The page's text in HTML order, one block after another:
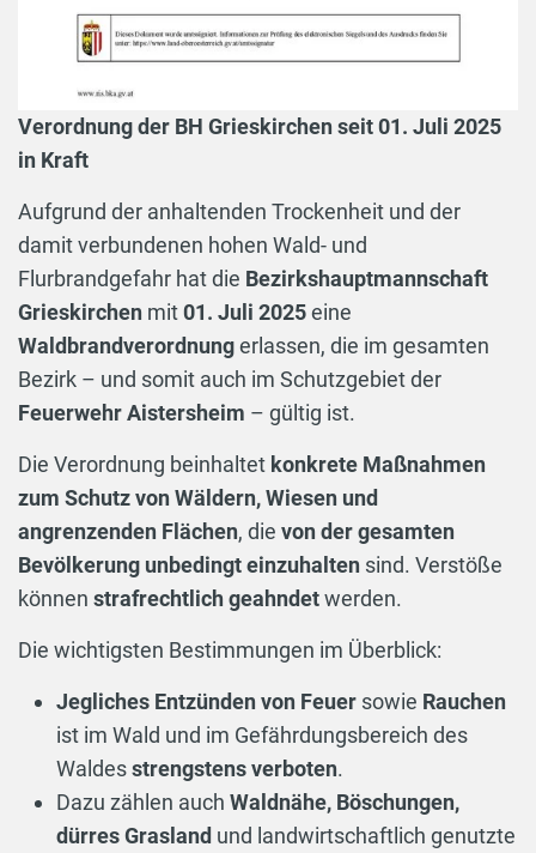
Verordnung der BH Grieskirchen seit 01. Juli 2025
in Kraft
Aufgrund der anhaltenden Trockenheit und der
damit verbundenen hohen Wald- und
Flurbrandgefahr hat die Bezirkshauptmannschaft
Grieskirchen mit01. Juli 2025eine
Waldbrandverordnungerlassen, die im gesamten
Bezirk – und somit auch im Schutzgebiet der
Feuerwehr Aistersheim – gültig ist.
Die Verordnung beinhaltet konkrete Maßnahmen
zum Schutz von Wäldern, Wiesen und
angrenzenden Flächen, die von der gesamten
Bevölkerung unbedingt einzuhalten sind. Verstöße
können strafrechtlich geahndetwerden.
Die wichtigsten Bestimmungen im Überblick:
Jegliches Entzünden von Feuer sowie Rauchen
ist im Wald und im Gefährdungsbereich des
Waldesstrengstens verboten.
Dazu zählen auch Waldnähe, Böschungen,
dürres Grasland und landwirtschaftlich genutzte